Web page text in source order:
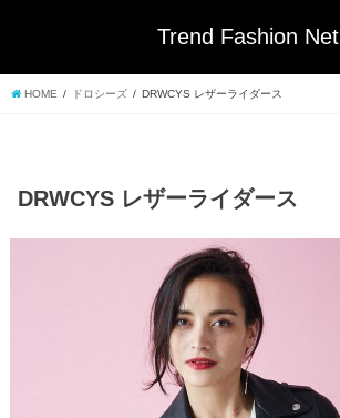
Trend Fashion Net
HOME ドロシーズ DRWCYS レザーライダース
DRWCYS レザーライダース